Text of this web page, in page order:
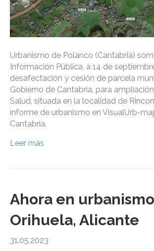
Urbanismo de Polanco (Cantabria)
Información Pública, a 14 de
desafectación y cesión de parcela
Gobierno de Cantabria, para
Salud, situada en la localidad de
informe de urbanismo en VisualUrb-
Cantabria.
Leer más
Ahora en
Orihuela, Alicante
31.05.2023